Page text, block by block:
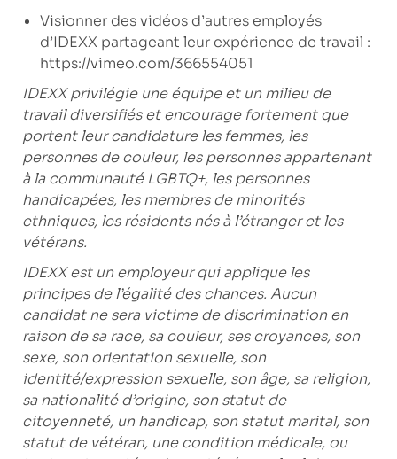
Visionner des vidéos d’autres employés
d’IDEXX partageant leur expérience de travail :
https://vimeo.com/366554051
IDEXX privilégie une équipe et un milieu de
travail diversifiés et encourage fortement que
portent leur candidature les femmes, les
personnes de couleur, les personnes appartenant
à la communauté LGBTQ+, les personnes
handicapées, les membres de minorités
ethniques, les résidents nés à l’étranger et les
vétérans.
IDEXX est un employeur qui applique les
principes de l’égalité des chances. Aucun
candidat ne sera victime de discrimination en
raison de sa race, sa couleur, ses croyances, son
sexe, son orientation sexuelle, son
identité/expression sexuelle, son âge, sa religion,
sa nationalité d’origine, son statut de
citoyenneté, un handicap, son statut marital, son
statut de vétéran, une condition médicale, ou